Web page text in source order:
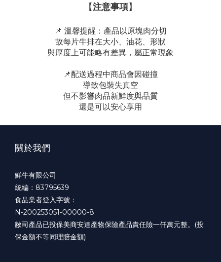
【注意事項】
📌 溫馨提醒： 產品以原塊肉分切
故每片牛排在大小、油花、形狀
與厚度上可能略有差異，屬正常現象
📌配送過程中商品會因碰撞
導致包裝失真空
但不影響肉品新鮮度與品質
還是可以安心享用
關於我們
鮮牛有限公司
統編：83795639
食品業者登入字號：
N-200253051-00000-8
敝司產品已投保美商安達產物保險產品責任險一仟萬元整。(投
保金額不等同理賠金額)